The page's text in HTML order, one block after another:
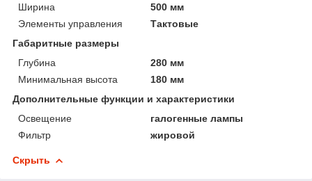
Ширина
500 мм
Элементы управления
Тактовые
Габаритные размеры
Глубина
280 мм
Минимальная высота
180 мм
Дополнительные функции и характеристики
Освещение
галогенные лампы
Фильтр
жировой
Скрыть